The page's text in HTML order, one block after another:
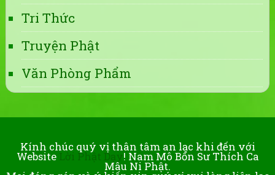
Tri Thức
Truyện Phật
Văn Phòng Phẩm
Kính chúc quý vị thân tâm an lạc khi đến với
Website Lời Phật Dạy! Nam Mô Bổn Sư Thích Ca
Mâu Ni Phật.